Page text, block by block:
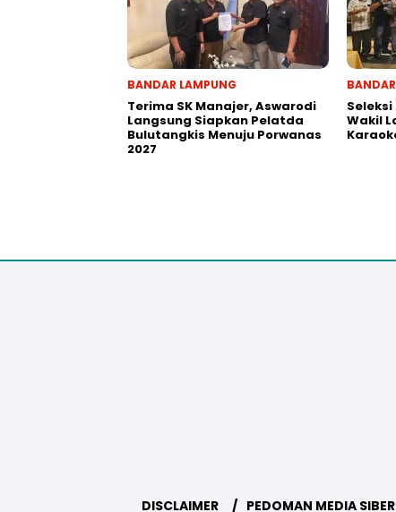
BANDAR LAMPUNG
Terima SK Manajer, Aswarodi
Langsung Siapkan Pelatda
Bulutangkis Menuju Porwanas
2027
Wakil
DISCLAIMER PEDOMAN MEDIA SIBER